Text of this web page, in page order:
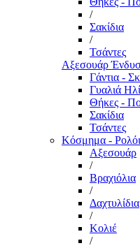
/
Σακίδια
/
Τσάντες
Αξεσουάρ
Γάντια -
Γυαλιά
Θήκες -
Σακίδια
Τσάντες
Κόσμημα - Ρολόι
Αξεσουάρ
/
Βραχιόλια
/
Δαχτυλίδια
/
Κολιέ
/